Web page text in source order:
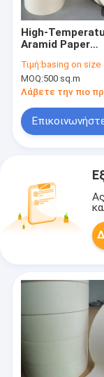
High-
Aramid Paper
0.105mm
and 155℃
Temperature
Insulation
Τιμή:basing on size and
MOQ:500 sq.m
Λάβετε την πιο